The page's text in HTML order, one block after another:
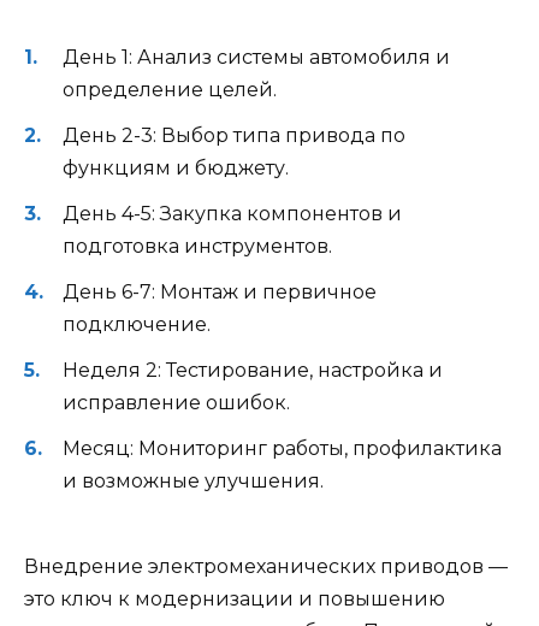
День 1: Анализ системы автомобиля и
определение целей.
День 2-3: Выбор типа привода по
функциям и бюджету.
День 4-5: Закупка компонентов и
подготовка инструментов.
День 6-7: Монтаж и первичное
подключение.
Неделя 2: Тестирование, настройка и
исправление ошибок.
Месяц: Мониторинг работы, профилактика
и возможные улучшения.
Внедрение электромеханических приводов —
это ключ к модернизации и повышению